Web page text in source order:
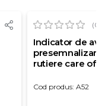
(0)
Indicator de
rutiere care
reflectorizanta
Cod produs: A52